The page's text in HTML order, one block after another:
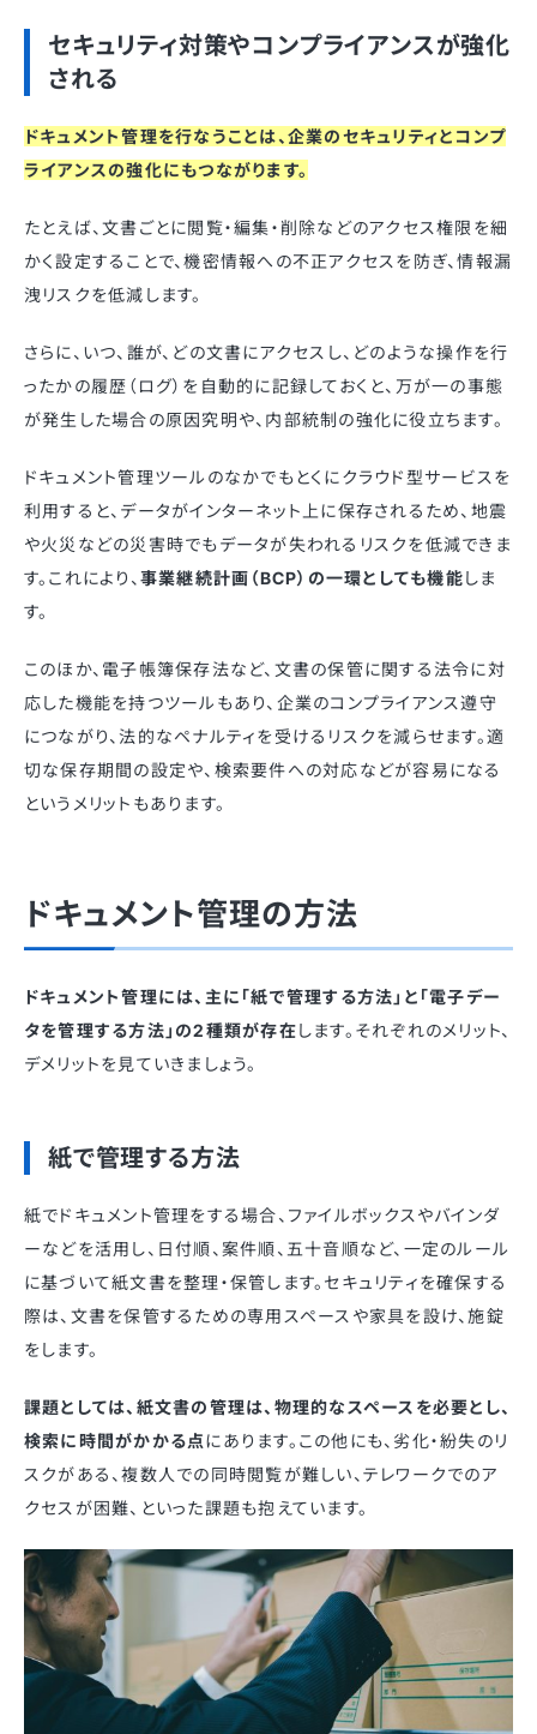
セキュリティ対策やコンプライアンスが強化
される
ドキュメント管理を行なうことは、企業のセキュリティとコンプ
ライアンスの強化にもつながります。
たとえば、文書ごとに閲覧・編集・削除などのアクセス権限を細
かく設定することで、機密情報への不正アクセスを防ぎ、情報漏
洩リスクを低減します。
さらに、いつ、誰が、どの文書にアクセスし、どのような操作を行
ったかの履歴（ログ）を自動的に記録しておくと、万が一の事態
が発生した場合の原因究明や、内部統制の強化に役立ちます。
ドキュメント管理ツールのなかでもとくにクラウド型サービスを
利用すると、データがインターネット上に保存されるため、地震
や火災などの災害時でもデータが失われるリスクを低減できま
す。これにより、 事業継続計画（BCP）の一環としても機能しま
す。
このほか、電子帳簿保存法など、文書の保管に関する法令に対
応した機能を持つツールもあり、企業のコンプライアンス遵守
につながり、法的なペナルティを受けるリスクを減らせます。適
切な保存期間の設定や、検索要件への対応などが容易になる
というメリットもあります。
ドキュメント管理の方法
ドキュメント管理には、主に「紙で管理する方法」と「電子デー
タを管理する方法」の2種類が存在します。それぞれのメリット、
デメリットを見ていきましょう。
紙で管理する方法
紙でドキュメント管理をする場合、ファイルボックスやバインダ
ーなどを活用し、日付順、案件順、五十音順など、一定のルール
に基づいて紙文書を整理・保管します。セキュリティを確保する
際は、文書を保管するための専用スペースや家具を設け、施錠
をします。
課題としては、紙文書の管理は、物理的なスペースを必要とし、
検索に時間がかかる点にあります。この他にも、劣化・紛失のリ
スクがある、複数人での同時閲覧が難しい、テレワークでのア
クセスが困難、といった課題も抱えています。